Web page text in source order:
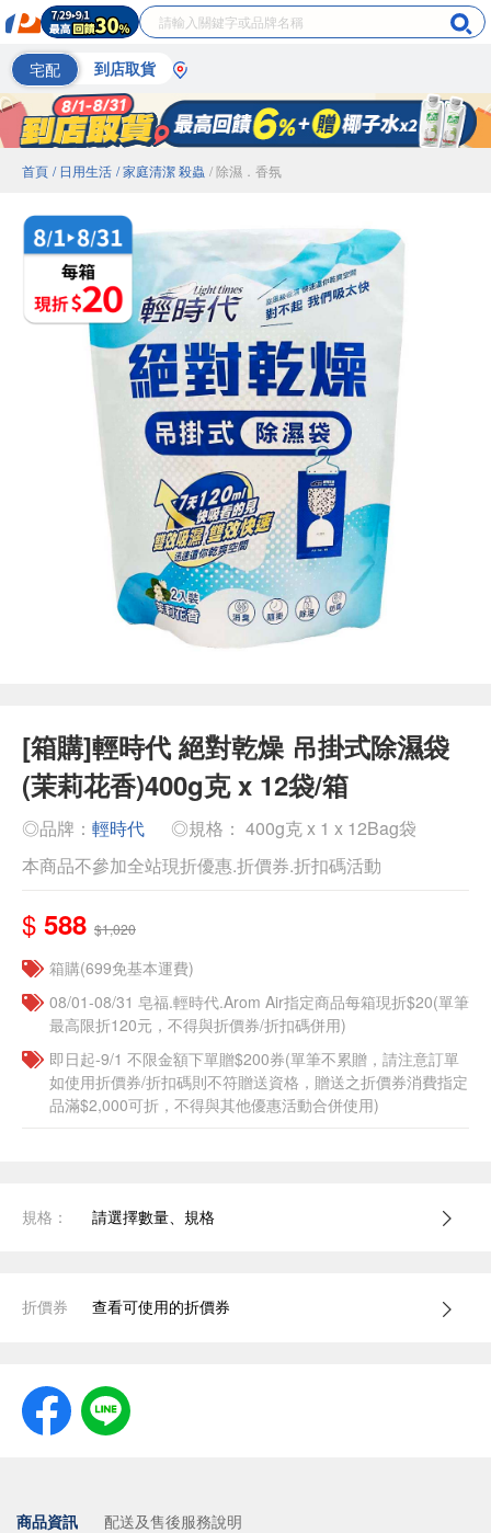
宅配 到店取貨
首頁 / 日用生活 / 家庭清潔 殺蟲 / 除濕．香氛
[箱購]輕時代 絕對乾燥 吊掛式除濕袋
(茉莉花香)400g克 x 12袋/箱
◎品牌： 輕時代
◎規格： 400g克 x 1 x 12Bag袋
本商品不參加全站現折優惠.折價券.折扣碼活動
$ 588 $1,020
箱購(699免基本運費)
08/01-08/31 皂福.輕時代.Arom Air指定商品每箱現折$20(單筆
最高限折120元，不得與折價券/折扣碼併用)
即日起-9/1 不限金額下單贈$200券(單筆不累贈，請注意訂單
如使用折價券/折扣碼則不符贈送資格，贈送之折價券消費指定
品滿$2,000可折，不得與其他優惠活動合併使用)
規格： 請選擇數量、規格
折價券 查看可使用的折價券
商品資訊 配送及售後服務說明